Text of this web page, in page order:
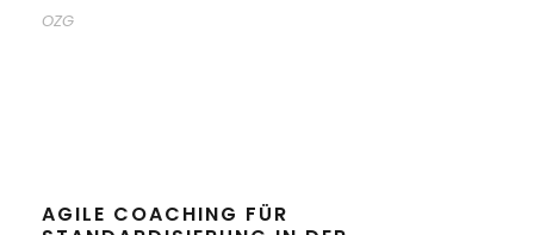
OZG
AGILE COACHING FÜR